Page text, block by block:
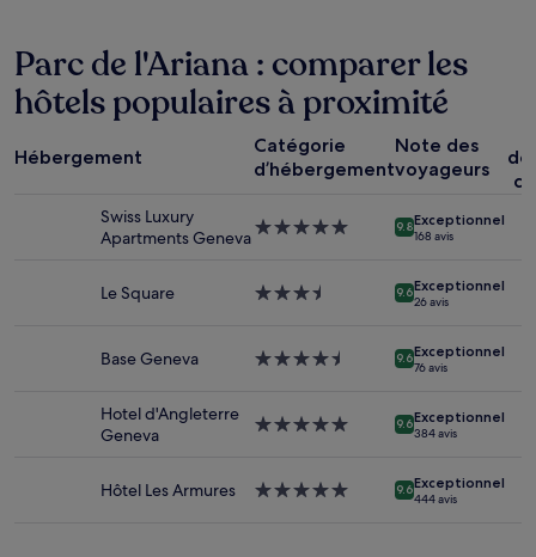
des
24 dernières
heures
sur
base
susceptibles
Parc de l'Ariana : comparer les
hôtels populaires à proximité
Hébergement
Catégorie
d’hébergement
Note des
voyageurs
Swiss Luxury
Apartments GenevaHébergement
9.8Exceptionnel
168 avis
Le Square
Hébergement
9.6Exceptionnel
26 avis
Base Geneva
Hébergement
9.6Exceptionnel
76 avis
Hotel d'Angleterre
Geneva
Hébergement
9.6Exceptionnel
384 avis
Hôtel Les Armures
Hébergement
9.6Exceptionnel
444 avis